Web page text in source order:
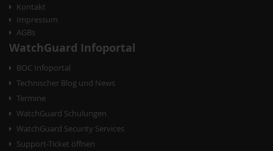
Kontakt
Impressum
AGBs
WatchGuard Infoportal
BOC Infoportal
Technischer Blog und News
Termine
WatchGuard Schulungen
WatchGuard Security Services
Support-Ticket öffnen